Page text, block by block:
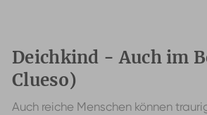
Deichkind - Auch im
Clueso)
Auch reiche Menschen können